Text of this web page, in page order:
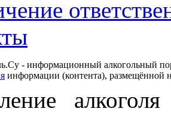
- информационный алкогольный
информации (контента), размещённой